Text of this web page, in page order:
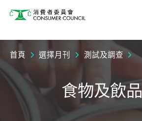
消費者委員會
首頁 選擇月刊 測試及調查
食物及飲品